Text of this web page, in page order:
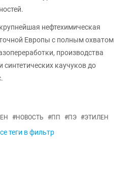
нефтехимическая
Европы с полным охватом
производства
каучуков до
#НОВОСТЬ #ПП #ПЭ #ЭТИЛЕН
теги в фильтр